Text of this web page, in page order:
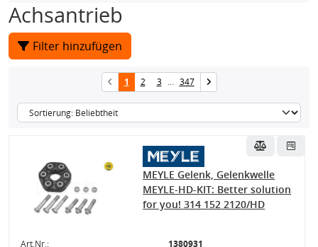
Achsantrieb
Filter hinzufügen
1 2 3 ... 347
MEYLE Gelenk, Gelenkwelle
MEYLE-HD-KIT: Better solution
for you! 314 152 2120/HD
Art.Nr.:
1380931